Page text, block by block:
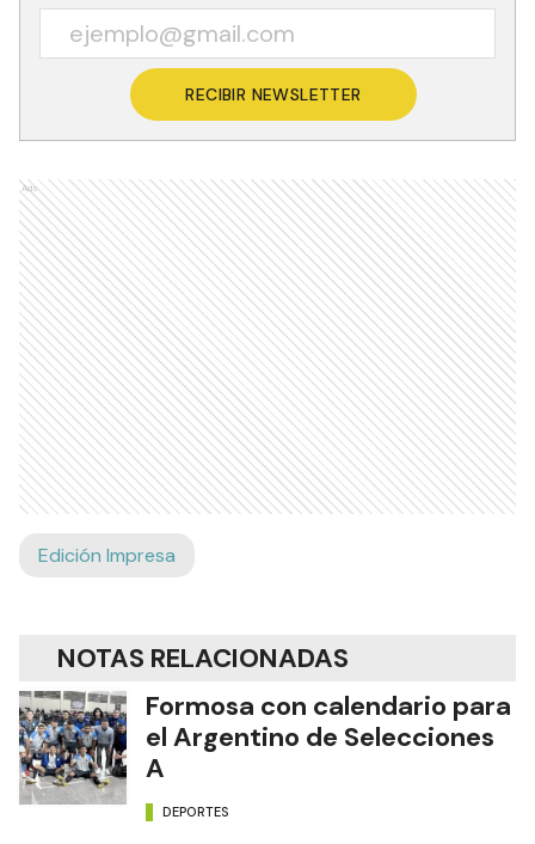
RECIBIR NEWSLETTER
Ads
Edición Impresa
NOTAS RELACIONADAS
Formosa con calendario para
el Argentino de Selecciones
A
DEPORTES